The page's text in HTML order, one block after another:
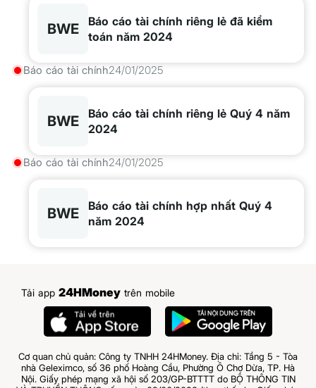
BWE
Báo cáo tài chính riêng lẻ đã kiểm
toán năm 2024
Báo cáo tài chính24/01/2025
BWE
Báo cáo tài chính riêng lẻ Quý 4 năm
2024
Báo cáo tài chính24/01/2025
BWE
Báo cáo tài chính hợp nhất Quý 4
năm 2024
Tải app 24HMoney trên mobile
Cơ quan chủ quản: Công ty TNHH 24HMoney. Địa chỉ: Tầng 5 - Tòa
nhà Geleximco, số 36 phố Hoàng Cầu, Phường Ô Chợ Dừa, TP. Hà
Nội. Giấy phép mạng xã hội số 203/GP-BTTTT do BỘ THÔNG TIN